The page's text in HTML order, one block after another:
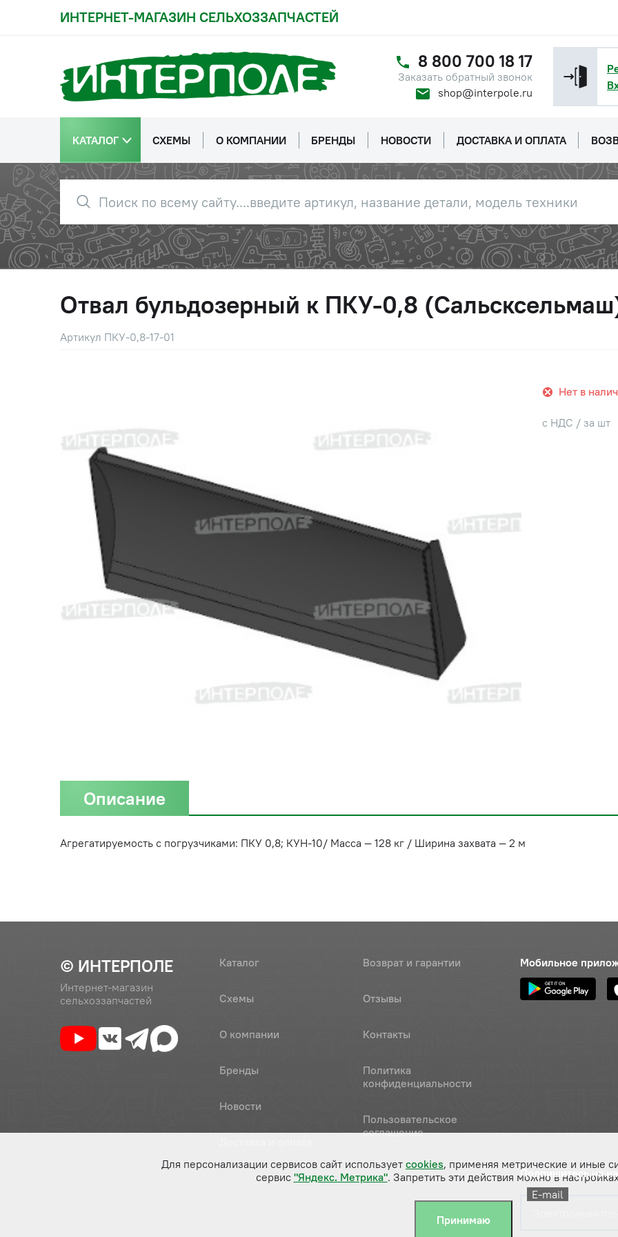
ИНТЕРНЕТ-МАГАЗИН СЕЛЬХОЗЗАПЧАСТЕЙ
8 800 700 18 17
Заказать обратный звонок
shop@interpole.ru
КАТАЛОГ СХЕМЫ О КОМПАНИИ БРЕНДЫ НОВОСТИ ДОСТАВКА И ОПЛАТА
Отвал бульдозерный к ПКУ-0,8
Артикул ПКУ-0,8-17-01
Нет в
с НДС / за шт
Описание
Агрегатируемость с погрузчиками: ПКУ 0,8; КУН-10/ Масса — 128 кг / Ширина захвата — 2 м
© ИНТЕРПОЛЕ
Интернет-магазин
сельхоззапчастей
Каталог
Схемы
О компании
Бренды
Новости
Возврат и гарантии
Отзывы
Контакты
Политика
конфиденциальности
Пользовательское
соглашение
Мобильное
Подпишитесь на
E-mail
Для персонализации сервисов сайт использует cookies, применяя метрические и иные
сервис "Яндекс. Метрика". Запретить эти действия можно в
Принимаю